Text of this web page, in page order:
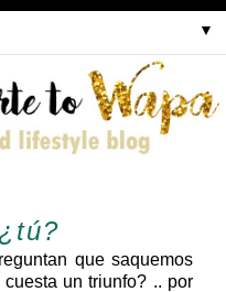
▼
que saquemos
un triunfo? .. por